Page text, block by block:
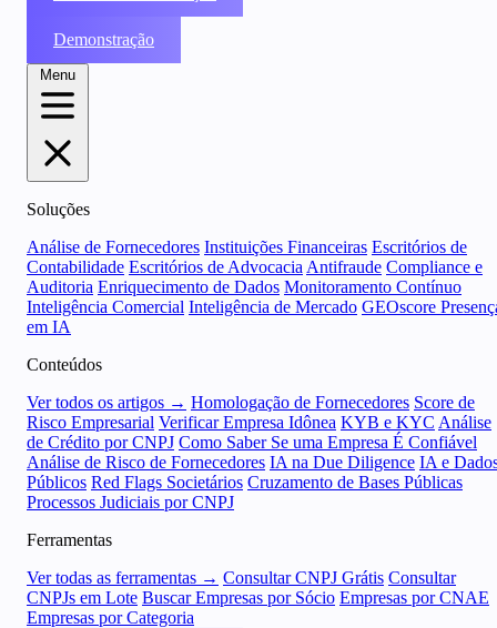
Demonstração
Menu
Soluções
Análise de Fornecedores Instituições Financeiras Escritórios de
Contabilidade Escritórios de Advocacia Antifraude Compliance e
Auditoria Enriquecimento de Dados Monitoramento Contínuo
Inteligência Comercial Inteligência de Mercado GEOscore
em IA
Conteúdos
Ver todos os artigos → Homologação de Fornecedores Score de
Risco Empresarial Verificar Empresa Idônea KYB e KYC Análise
de Crédito por CNPJ Como Saber Se uma Empresa É Confiável
Análise de Risco de Fornecedores IA na Due Diligence IA e
Públicos Red Flags Societários Cruzamento de Bases Públicas
Processos Judiciais por CNPJ
Ferramentas
Ver todas as ferramentas → Consultar CNPJ Grátis Consultar
CNPJs em Lote Buscar Empresas por Sócio Empresas por CNAE
Empresas por Categoria